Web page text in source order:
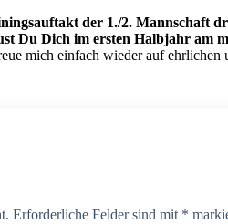
der 1./2. Mannschaft
Du Dich im ersten Halbjahr
mich einfach wieder auf ehrlichen
Erforderliche Felder sind mit *